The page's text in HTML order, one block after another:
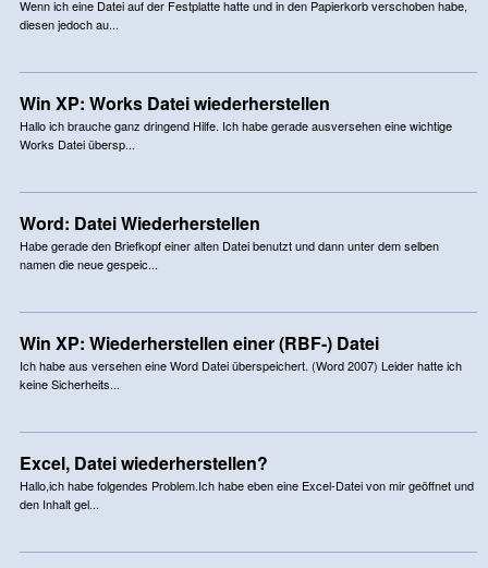
Wenn ich eine Datei auf der Festplatte hatte und in den Papierkorb verschoben habe,
diesen jedoch au...
Win XP: Works Datei wiederherstellen
Hallo ich brauche ganz dringend Hilfe. Ich habe gerade ausversehen eine wichtige
Works Datei übersp...
Word: Datei Wiederherstellen
Habe gerade den Briefkopf einer alten Datei benutzt und dann unter dem selben
namen die neue gespeic...
Win XP: Wiederherstellen einer (RBF-) Datei
Ich habe aus versehen eine Word Datei überspeichert. (Word 2007) Leider hatte ich
keine Sicherheits...
Excel, Datei wiederherstellen?
Hallo,ich habe folgendes Problem.Ich habe eben eine Excel-Datei von mir geöffnet und
den Inhalt gel...